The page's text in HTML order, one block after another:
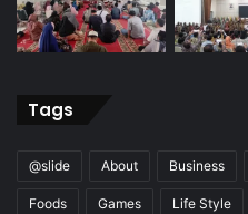
Tags
@slide About Business
Foods Games Life Style